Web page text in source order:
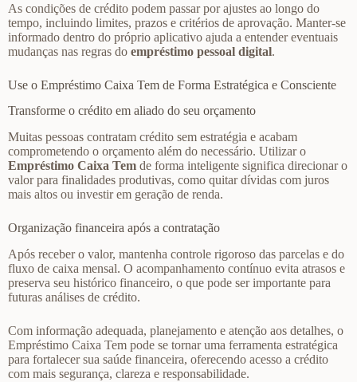
As condições de crédito podem passar por ajustes ao longo do
tempo, incluindo limites, prazos e critérios de aprovação. Manter-se
informado dentro do próprio aplicativo ajuda a entender eventuais
mudanças nas regras do empréstimo pessoal digital.
Use o Empréstimo Caixa Tem de Forma Estratégica e Consciente
Transforme o crédito em aliado do seu orçamento
Muitas pessoas contratam crédito sem estratégia e acabam
comprometendo o orçamento além do necessário. Utilizar o
Empréstimo Caixa Tem de forma inteligente significa direcionar o
valor para finalidades produtivas, como quitar dívidas com juros
mais altos ou investir em geração de renda.
Organização financeira após a contratação
Após receber o valor, mantenha controle rigoroso das parcelas e do
fluxo de caixa mensal. O acompanhamento contínuo evita atrasos e
preserva seu histórico financeiro, o que pode ser importante para
futuras análises de crédito.
Com informação adequada, planejamento e atenção aos detalhes, o
Empréstimo Caixa Tem pode se tornar uma ferramenta estratégica
para fortalecer sua saúde financeira, oferecendo acesso a crédito
com mais segurança, clareza e responsabilidade.